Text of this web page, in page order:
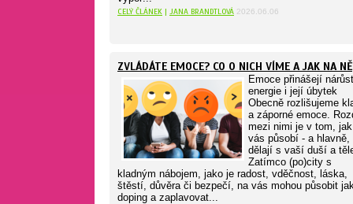
CELÝ ČLÁNEK | JANA BRANDTLOVÁ 2026.06.06
ZVLÁDÁTE EMOCE? CO O NICH VÍME A JAK NA NĚ
Emoce přinášejí nárůst
energie i její úbytek
Obecně rozlišujeme
a záporné emoce.
mezi nimi je v tom,
vás působí - a hlavně,
dělají s vaší duší a
Zatímco (po)city s
kladným nábojem, jako je radost, vděčnost, láska,
štěstí, důvěra či bezpečí, na vás mohou působit
doping a zaplavovat...